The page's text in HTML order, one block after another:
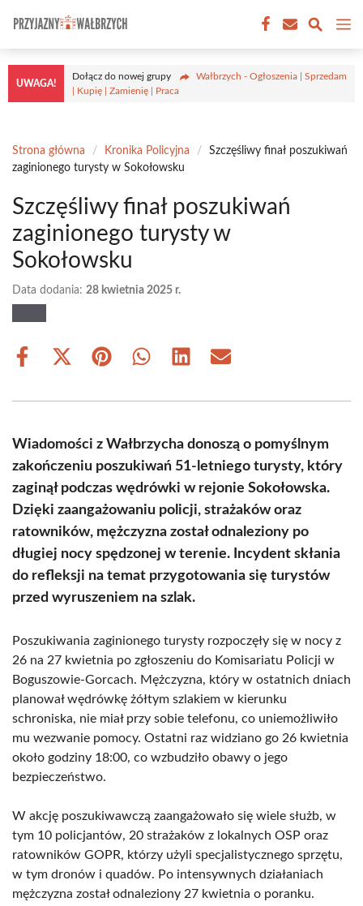
treści
UWAGA!
Dołącz do nowej grupy
Wałbrzych - Ogłoszenia | Sprzedam
| Kupię | Zamienię | Praca
Strona główna / Kronika Policyjna /
Szczęśliwy finał poszukiwań
zaginionego turysty w Sokołowsku
Szczęśliwy finał poszukiwań
zaginionego turysty w
Sokołowsku
Data dodania: 28 kwietnia 2025 r.
Share
Share
(Twitter)
Share Share Share Share
Wiadomości z Wałbrzycha donoszą o pomyślnym
zakończeniu poszukiwań 51-letniego turysty, który
zaginął podczas wędrówki w rejonie Sokołowska.
Dzięki zaangażowaniu policji, strażaków oraz
ratowników, mężczyzna został odnaleziony po
długiej nocy spędzonej w terenie. Incydent skłania
do refleksji na temat przygotowania się turystów
przed wyruszeniem na szlak.
Poszukiwania zaginionego turysty rozpoczęły się w nocy z
26 na 27 kwietnia po zgłoszeniu do Komisariatu Policji w
Boguszowie-Gorcach. Mężczyzna, który w ostatnich dniach
planował wędrówkę żółtym szlakiem w kierunku
schroniska, nie miał przy sobie telefonu, co uniemożliwiło
mu wezwanie pomocy. Ostatni raz widziano go 26 kwietnia
około godziny 18:00, co wzbudziło obawy o jego
bezpieczeństwo.
W akcję poszukiwawczą zaangażowało się wiele służb, w
tym 10 policjantów, 20 strażaków z lokalnych OSP oraz
ratowników GOPR, którzy użyli specjalistycznego sprzętu,
w tym dronów i quadów. Po intensywnych działaniach
mężczyzna został odnaleziony 27 kwietnia o poranku.